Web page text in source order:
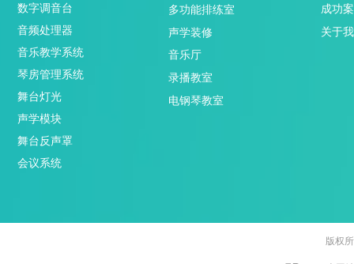
数字调音台
音频处理器
音乐教学系统
琴房管理系统
舞台灯光
声学模块
舞台反声罩
会议系统
多功能排练室
声学装修
音乐厅
录播教室
电钢琴教室
成功
关于
版权